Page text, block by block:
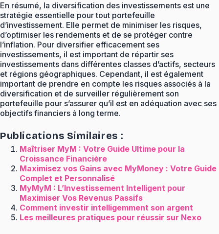
En résumé, la diversification des investissements est une
stratégie essentielle pour tout portefeuille
d’investissement. Elle permet de minimiser les risques,
d’optimiser les rendements et de se protéger contre
l’inflation. Pour diversifier efficacement ses
investissements, il est important de répartir ses
investissements dans différentes classes d’actifs, secteurs
et régions géographiques. Cependant, il est également
important de prendre en compte les risques associés à la
diversification et de surveiller régulièrement son
portefeuille pour s’assurer qu’il est en adéquation avec ses
objectifs financiers à long terme.
Publications Similaires :
Maîtriser MyM : Votre Guide Ultime pour la
Croissance Financière
Maximisez vos Gains avec MyMoney : Votre Guide
Complet et Personnalisé
MyMyM : L’Investissement Intelligent pour
Maximiser Vos Revenus Passifs
Comment investir intelligemment son argent
Les meilleures pratiques pour réussir sur Nexo